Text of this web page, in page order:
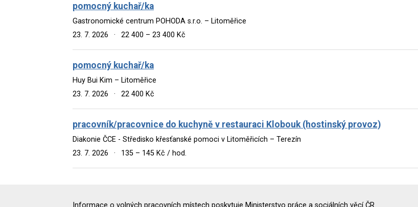
pomocný kuchař/ka
Gastronomické centrum POHODA s.r.o. – Litoměřice
23. 7. 2026
· 22 400 – 23 400 Kč
pomocný kuchař/ka
Huy Bui Kim – Litoměřice
23. 7. 2026
· 22 400 Kč
pracovník/pracovnice do kuchyně v restauraci Klobouk (hostinský provoz)
Diakonie ČCE - Středisko křesťanské pomoci v Litoměřicích – Terezín
23. 7. 2026
· 135 – 145 Kč / hod.
Informace o volných pracovních místech poskytuje Ministerstvo práce a sociálních věcí ČR.